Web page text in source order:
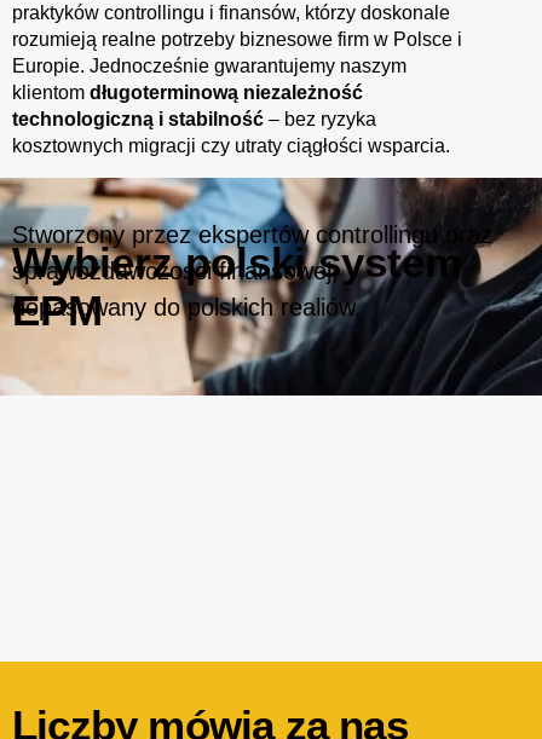
praktyków controllingu i finansów, którzy doskonale
rozumieją realne potrzeby biznesowe firm w Polsce i
Europie. Jednocześnie gwarantujemy naszym
klientom długoterminową niezależność
technologiczną i stabilność – bez ryzyka
kosztownych migracji czy utraty ciągłości wsparcia.
Wybierz polski system
EPM
Stworzony przez ekspertów controllingu oraz
sprawozdawczości finansowej,
dopasowany do polskich realiów.
Liczby mówią za nas